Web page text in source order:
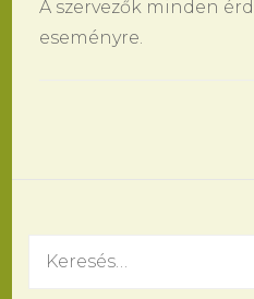
A szervezők minden
eseményre.
Keresés: